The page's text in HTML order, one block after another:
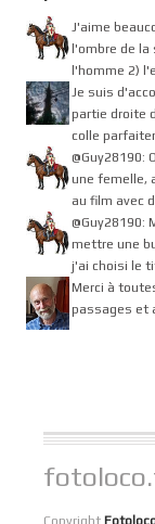
J'aime
l'ombre de
l'homme 2)
Je suis
partie droite
colle
@Guy28190:
une femelle,
au film avec
@Guy28190:
mettre une
j'ai choisi le
Merci à
passages et
Copyright